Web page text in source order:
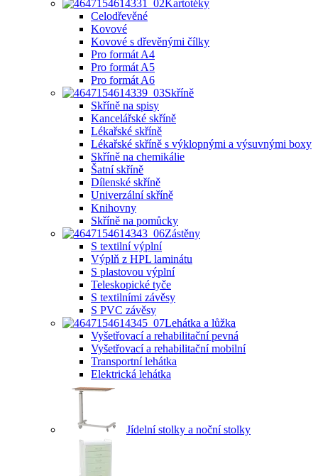
Kartotéky
Celodřevěné
Kovové
Kovové s dřevěnými čílky
Pro formát A4
Pro formát A5
Pro formát A6
Skříně
Skříně na spisy
Kancelářské skříně
Lékařské skříně
Lékařské skříně s výklopnými a výsuvnými boxy
Skříně na chemikálie
Šatní skříně
Dílenské skříně
Univerzální skříně
Knihovny
Skříně na pomůcky
Zástěny
S textilní výplní
Výplň z HPL laminátu
S plastovou výplní
Teleskopické tyče
S textilními závěsy
S PVC závěsy
Lehátka a lůžka
Vyšetřovací a rehabilitační pevná
Vyšetřovací a rehabilitační mobilní
Transportní lehátka
Elektrická lehátka
Jídelní stolky a noční stolky